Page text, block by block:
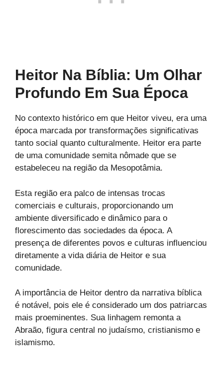
Heitor Na Bíblia: Um Olhar
Profundo Em Sua Época
No contexto histórico em que Heitor viveu, era uma
época marcada por transformações significativas
tanto social quanto culturalmente. Heitor era parte
de uma comunidade semita nômade que se
estabeleceu na região da Mesopotâmia.
Esta região era palco de intensas trocas
comerciais e culturais, proporcionando um
ambiente diversificado e dinâmico para o
florescimento das sociedades da época. A
presença de diferentes povos e culturas influenciou
diretamente a vida diária de Heitor e sua
comunidade.
A importância de Heitor dentro da narrativa bíblica
é notável, pois ele é considerado um dos patriarcas
mais proeminentes. Sua linhagem remonta a
Abraão, figura central no judaísmo, cristianismo e
islamismo.